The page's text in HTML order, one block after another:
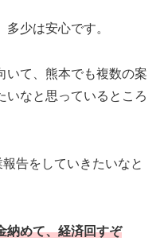
少は安心です。
いて、熊本でも複数の案
いなと思っているところ
告をしていきたいなと
納めて、経済回すぞ